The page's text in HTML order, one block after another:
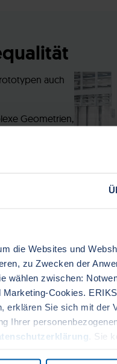
die Websites und
zu Zwecken der
wählen zwischen:
Cookies.
erklären Sie sich mit der
Ihrer
. Sie
auch
Geometrien,
oder via unser